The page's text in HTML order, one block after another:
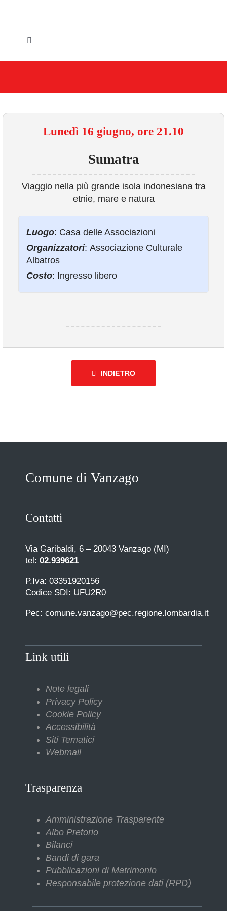
Toggle
IL COMUNE
COMUNICAZIONE
Lunedì 16 giugno, ore 21.10
Sumatra
Viaggio nella più grande isola indonesiana tra
etnie, mare e natura
Luogo: Casa delle Associazioni
Organizzatori: Associazione Culturale
Albatros
Costo: Ingresso libero
INDIETRO
Comune di Vanzago
Contatti
Via Garibaldi, 6 – 20043 Vanzago (MI)
tel: 02.939621
P.Iva: 03351920156
Codice SDI: UFU2R0
Pec: comune.vanzago@pec.regione.lombardia.it
Link utili
Note legali
Privacy Policy
Cookie Policy
Accessibilità
Siti Tematici
Webmail
Trasparenza
Amministrazione Trasparente
Albo Pretorio
Bilanci
Bandi di gara
Pubblicazioni di Matrimonio
Responsabile protezione dati (RPD)